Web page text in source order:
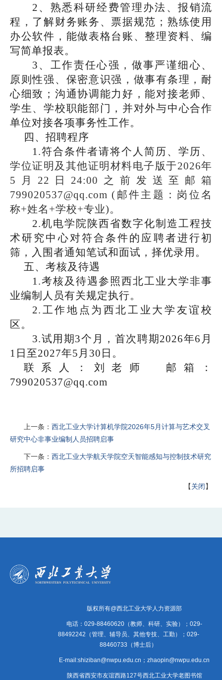
2、 熟悉科研经费管理办法、报销流
程， 了解财务账务、票据规范；熟练使用
办公软件，能做表格台账、整理资料、编
写简单报表。
3、 工作责任心强，做事严谨细心、
原则性强、保密意识强，做事有条理，耐
心细致 ； 沟通协调能力好，能对接老师、
学生、学校职能部门 ， 并对外与中心合作
单位对接各项事务性工作。
四、招聘程序
1.符合条件者请将个人简历、学历、
学位证明及其他证明材料电子版于2026年
5 月 22 日 24:00之前发送至邮箱
799020537@qq.com (邮件主题：岗位名
称+姓名+学校+专业)。
2.机电学院陕西省数字化制造工程技
术研究中心对符合条件的应聘者进行初
筛，入围者通知笔试和面试，择优录用。
五、考核及待遇
1.考核及待遇参照西北工业大学非事
业编制人员有关规定执行。
2.工作地点为西北工业大学友谊校
区。
3.试用期3个月，首次聘期2026年6 月
1日至2027年5 月 30日。
联系人： 刘老师
邮箱：
799020537@qq.com
上一条： 西北工业大学计算机学院2026年5月计算与艺术交叉
研究中心非事业编制人员招聘启事
下一条： 西北工业大学航天学院空天智能感知与控制技术研究
所招聘启事
【关闭】
版权所有@西北工业大学人力资源部
电话：029-88460620（教师、科研、实验）；029-
88492242（管理、辅导员、其他专技、工勤）；029-
88460733（博士后）
E-mail:shiziban@nwpu.edu.cn；zhaopin@nwpu.edu.cn
陕西省西安市友谊西路127号西北工业大学老图书馆